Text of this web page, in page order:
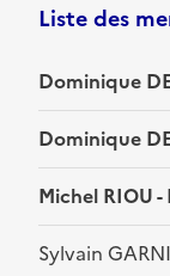
Liste des
Dominique
Dominique
Michel RIOU
Sylvain